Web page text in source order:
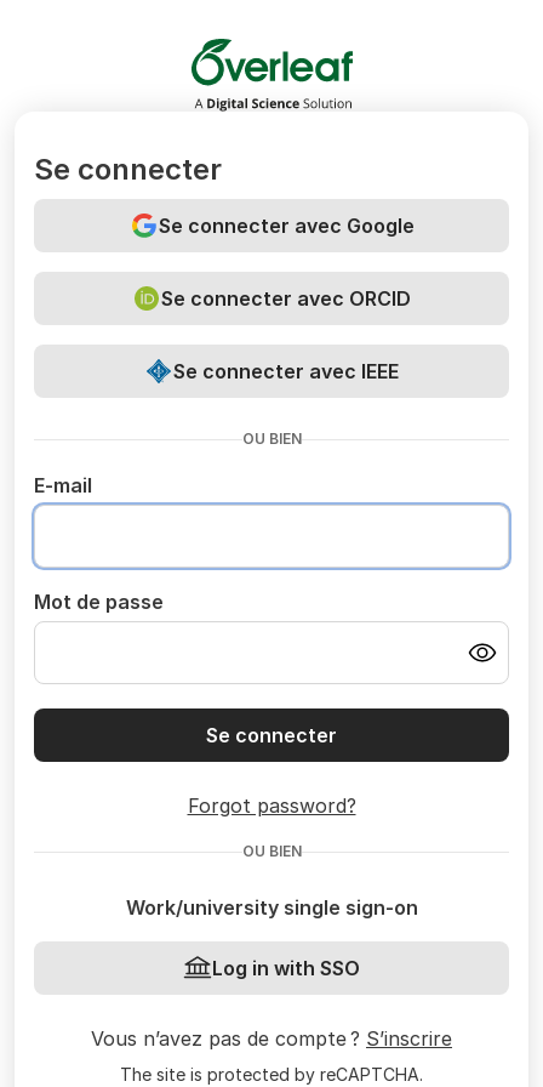
Overleaf
Se connecter
Se connecter avec Google
Se connecter avec ORCID
Se connecter avec IEEE
OU BIEN
E-mail
Mot de passe
Se connecter
Forgot password?
OU BIEN
Work/university single sign-on
Log in with SSO
Vous n’avez pas de compte ? S’inscrire
The site is protected by reCAPTCHA.